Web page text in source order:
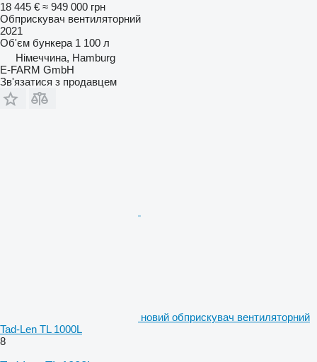
18 445 € ≈ 949 000 грн
Обприскувач вентиляторний
2021
Об'єм бункера 1 100 л
Німеччина, Hamburg
E-FARM GmbH
Зв'язатися з продавцем
новий обприскувач вентиляторний
Tad-Len TL 1000L
8